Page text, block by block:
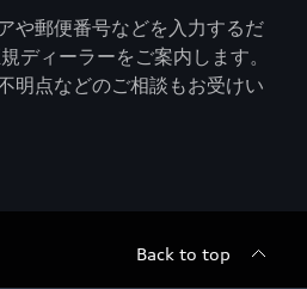
や郵便番号などを入力するだ
ディーラーをご案内します。
明点などのご相談もお受けい
Back to top